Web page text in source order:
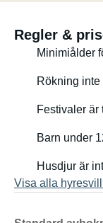
Regler &
Minimiålder
Rökning inte
Festivaler är
Barn under
Husdjur är
Visa alla